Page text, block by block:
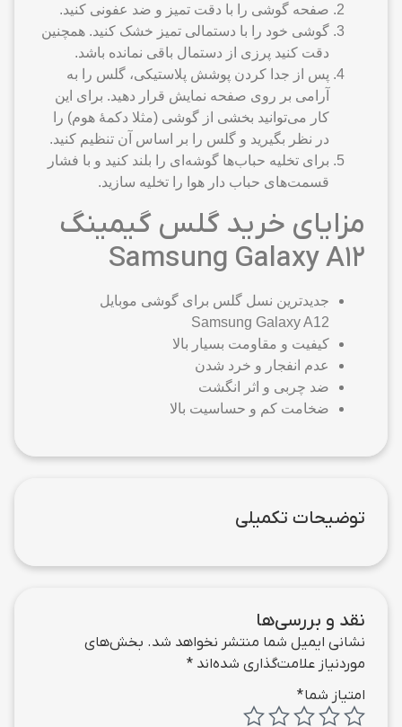
صفحه گوشی را با دقت تمیز و ضد عفونی کنید.
گوشی خود را با دستمالی تمیز خشک کنید. همچنین
دقت کنید پرزی از دستمال باقی نمانده باشد.
پس از جدا کردن پوشش پلاستیکی، گلس را به
آرامی بر روی صفحه نمایش قرار دهید. برای این
کار می‌توانید بخشی از گوشی (مثلا دکمهٔ هوم) را
در نظر بگیرید و گلس را بر اساس آن تنظیم کنید.
برای تخلیه حباب‌ها گوشه‌ای را بلند کنید و با فشار
قسمت‌های حباب دار هوا را تخلیه سازید.
مزایای خرید گلس گیمینگ
Samsung Galaxy A12
جدیدترین نسل گلس برای گوشی موبایل
Samsung Galaxy A12
کیفیت و مقاومت بسیار بالا
عدم انفجار و خرد شدن
ضد چربی و اثر انگشت
ضخامت کم و حساسیت بالا
توضیحات تکمیلی
نقد و بررسی‌ها
نشانی ایمیل شما منتشر نخواهد شد. بخش‌های
موردنیاز علامت‌گذاری شده‌اند *
امتیاز شما*